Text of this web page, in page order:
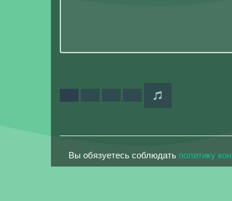
Вы обязуетесь соблюдать политику